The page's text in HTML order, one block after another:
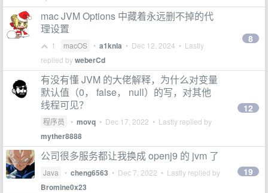
mac JVM Options 中藏着永远删不掉的代
理设置
1 macOS • a1knla • Dec 12, 2024 • Lastly
replied byweberCd
8
有没有懂 JVM 的大佬解释，为什么对变量
默认值（0， false， null）的写，对其他
线程可见？
程序员 • movq • Dec 17, 2022 • Lastly replied by
myther8888
12
公司很多服务都让我换成 openj9 的 jvm 了
Java • cheng6563 • Dec 7, 2022 • Lastly replied by
Bromine0x23
19